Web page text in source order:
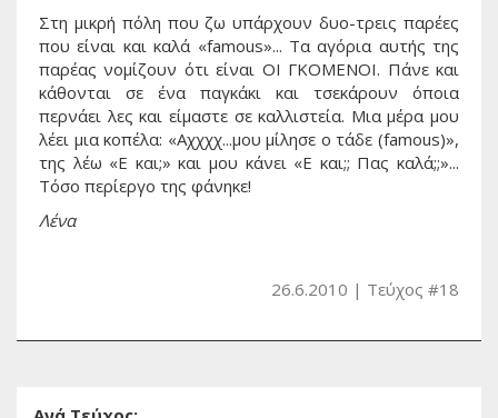
Στη μικρή πόλη που ζω υπάρχουν δυο-τρεις παρέες
που είναι και καλά «famous»... Τα αγόρια αυτής της
παρέας νομίζουν ότι είναι ΟΙ ΓΚΟΜΕΝΟΙ. Πάνε και
κάθονται σε ένα παγκάκι και τσεκάρουν όποια
περνάει λες και είμαστε σε καλλιστεία. Μια μέρα μου
λέει μια κοπέλα: «Αχχχχ...μου μίλησε ο τάδε (famous)»,
της λέω «Ε και;» και μου κάνει «Ε και;; Πας καλά;;»...
Τόσο περίεργο της φάνηκε!
Λένα
26.6.2010 Τεύχος #18